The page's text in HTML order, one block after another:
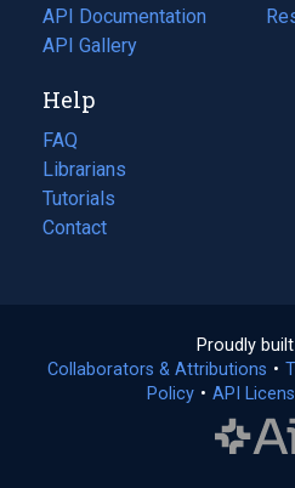
API Documentation
(opens
in
new
tab)
API Gallery
a
in
Help
FAQ
Librarians
Tutorials
Contact
Proudly
Collaborators & Attributions •
Policy(opens
• API